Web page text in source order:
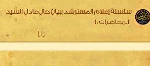
سلسلة إعلام المسترشد ببيان حال عادل السيد
المحاضرات : 11
[
]